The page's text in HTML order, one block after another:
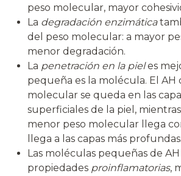
peso molecular, mayor
La degradación enzimática
del peso molecular: a mayor
menor degradación.
La penetración en la pieles
pequeña es la molécula. El AH
molecular se queda en las
superficiales de la piel,
menor peso molecular llega
llega a las capas más profundas.
Las moléculas pequeñas de
propiedades proinflamatorias,